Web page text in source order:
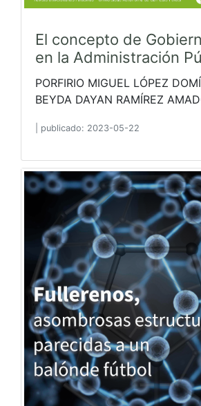
El concepto de
en la Administración
PORFIRIO MIGUEL LÓPEZ
BEYDA DAYAN RAMÍREZ
publicado: 2023-05-22